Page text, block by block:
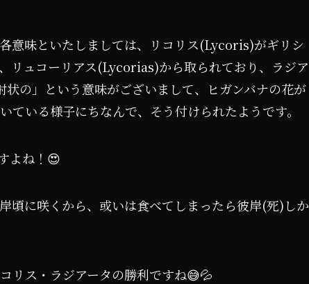
意味といたしましては、リコリス(Lycoris)がギリシ
リュコーリアス(Lycorias)から取られており、ラジア
の」という意味がございまして、ヒガンバナの花が
いる様子にちなんで、そう付けられたようです。
よね！😍
頃に咲くから、或いは食べてしまったら彼岸(死)しか
ス・ラジアータの勝利ですね😅💦